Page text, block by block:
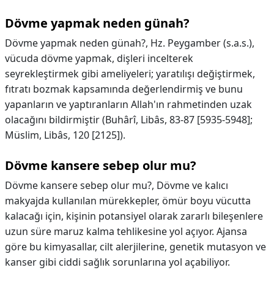
Dövme yapmak neden günah?
Dövme yapmak neden günah?, Hz. Peygamber (s.a.s.),
vücuda dövme yapmak, dişleri incelterek
seyrekleştirmek gibi ameliyeleri; yaratılışı değiştirmek,
fıtratı bozmak kapsamında değerlendirmiş ve bunu
yapanların ve yaptıranların Allah'ın rahmetinden uzak
olacağını bildirmiştir (Buhârî, Libâs, 83-87 [5935-5948];
Müslim, Libâs, 120 [2125]).
Dövme kansere sebep olur mu?
Dövme kansere sebep olur mu?, Dövme ve kalıcı
makyajda kullanılan mürekkepler, ömür boyu vücutta
kalacağı için, kişinin potansiyel olarak zararlı bileşenlere
uzun süre maruz kalma tehlikesine yol açıyor. Ajansa
göre bu kimyasallar, cilt alerjilerine, genetik mutasyon ve
kanser gibi ciddi sağlık sorunlarına yol açabiliyor.